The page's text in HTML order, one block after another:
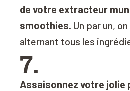
de votre extracteur
smoothies. Un par un,
alternant tous les
7.
Assaisonnez votre jolie